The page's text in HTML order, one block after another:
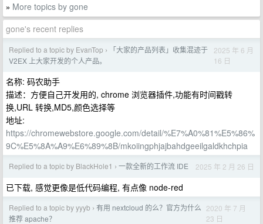
» More topics by gone
gone's recent replies
Replied to a topic by EvanTop ›
「大家的产品列表」收集混迹于
V2EX 上大家开发的个人产品。
2025 年 6 月
16 日
名称: 码农助手
描述：方便自己开发用的, chrome 浏览器插件,功能有时间戳转
换,URL 转换,MD5,颜色选择等
地址:
https://chromewebstore.google.com/detail/%E7%A0%81%E5%86%
9C%E5%8A%A9%E6%89%8B/mkoiingphjajbahdgeeilgaldkhchpia
Replied to a topic by BlackHole1 › 一款全新的工作流 IDE 2025 年 2 月 26 日
已下载, 感觉更像是低代码编程, 有点像 node-red
Replied to a topic by yyyb › 有用 nextcloud 的么？官方为什么
推荐 apache？
2020 年 7 月
23 日